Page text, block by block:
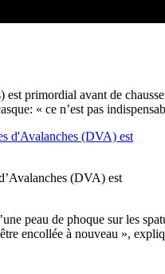
est primordial avant de
« ce n’est pas
(DVA) est
peau de phoque sur les
encollée à nouveau »,